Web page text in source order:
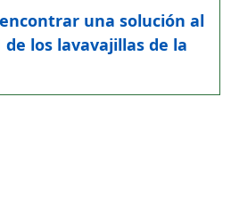
una solución al
los lavavajillas de la